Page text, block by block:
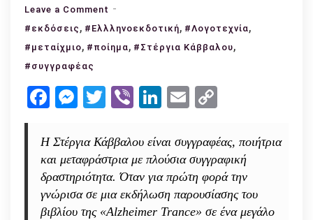
Leave a Comment on
Στέργια
Κάββαλου:
στο
των
αφηγηματικών
της
πλασμάτων
#εκδόσεις , #Ελλληνοεκδοτική, #Λογοτεχνία,
#μεταίχμιο, #ποίημα, #Στέργια Κάββαλου,
#συγγραφέας
Facebook
Messenger
Twitter
ViberLinkedIn
Email
Η Στέργια Κάββαλου είναι συγγραφέας, ποιήτρια
και μεταφράστρια με πλούσια συγγραφική
δραστηριότητα. Όταν για πρώτη φορά την
γνώρισα σε μια εκδήλωση παρουσίασης του
βιβλίου της «Alzheimer Trance» σε ένα μεγάλο